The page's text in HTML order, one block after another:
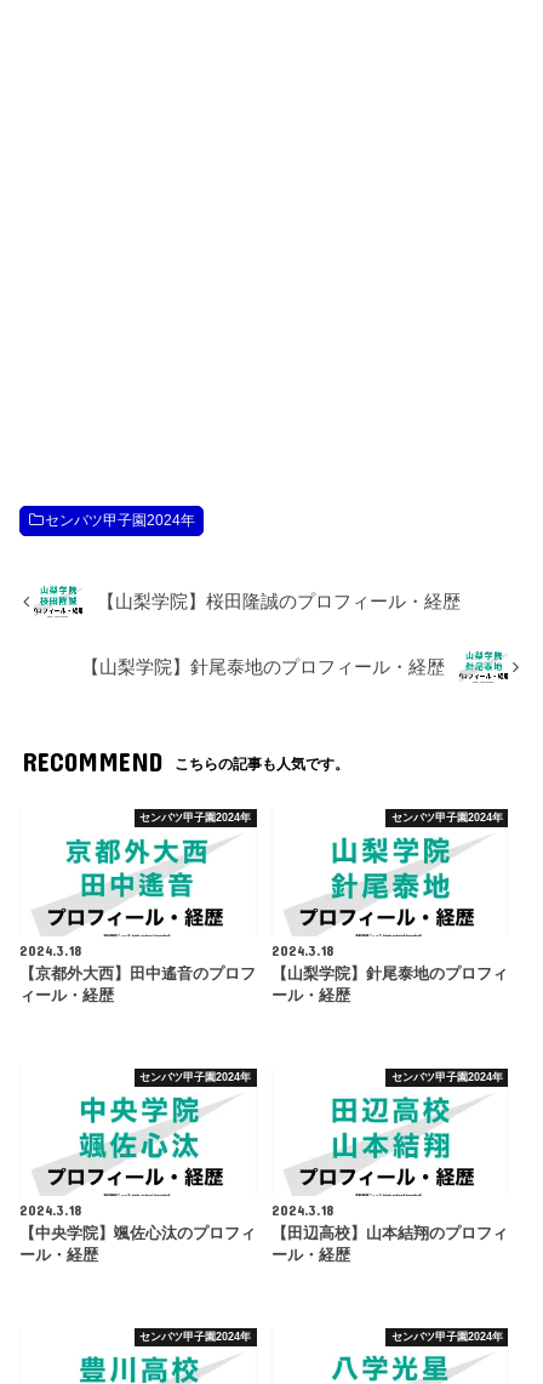
センバツ甲子園2024年
【山梨学院】桜田隆誠のプロフィール・経歴
【山梨学院】針尾泰地のプロフィール・経歴
RECOMMEND こちらの記事も人気です。
センバツ甲子園2024年
2024.3.18
【京都外大西】田中遙音のプロフ
ィール・経歴
センバツ甲子園2024年
2024.3.18
【山梨学院】針尾泰地のプロフィ
ール・経歴
センバツ甲子園2024年
2024.3.18
【中央学院】颯佐心汰のプロフィ
ール・経歴
センバツ甲子園2024年
2024.3.18
【田辺高校】山本結翔のプロフィ
ール・経歴
センバツ甲子園2024年 センバツ甲子園2024年